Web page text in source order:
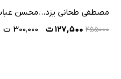
پایدار
مصطفی طحانی یزدلی
۲۵۵۰۰۰ ۱۲۷,۵۰۰ ت
۳۰۰,۰۰۰ ت